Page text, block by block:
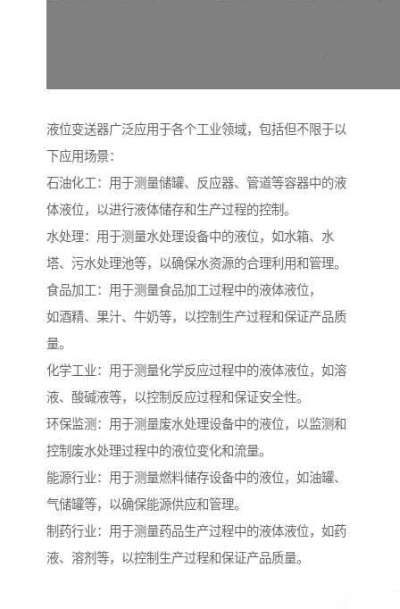
液位变送器广泛应用于各个工业领域，包括但不限于以
下应用场景：
石油化工：用于测量储罐、反应器、管道等容器中的液
体液位，以进行液体储存和生产过程的控制。
水处理：用于测量水处理设备中的液位，如水箱、水
塔、污水处理池等，以确保水资源的合理利用和管理。
食品加工：用于测量食品加工过程中的液体液位，
如酒精、果汁、牛奶等，以控制生产过程和保证产品质
量。
化学工业：用于测量化学反应过程中的液体液位，如溶
液、酸碱液等，以控制反应过程和保证安全性。
环保监测：用于测量废水处理设备中的液位，以监测和
控制废水处理过程中的液位变化和流量。
能源行业：用于测量燃料储存设备中的液位，如油罐、
气储罐等，以确保能源供应和管理。
制药行业：用于测量药品生产过程中的液体液位，如药
液、溶剂等，以控制生产过程和保证产品质量。